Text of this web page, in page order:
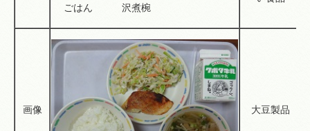
ごはん 沢煮椀
画像 大豆製品